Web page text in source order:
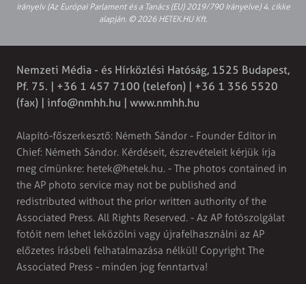
irányelv (Az Európai Parlament és a Tanács (EU) 2019/790 Irányelve) 4. cikke
alapján. © 2026 HETEK.HU Kft.
Nemzeti Média - és Hírközlési Hatóság, 1525 Budapest,
Pf. 75. | +36 1 457 7100 (telefon) | +36 1 356 5520
(fax) | info@nmhh.hu | www.nmhh.hu
Alapító-főszerkesztő: Németh Sándor - Founder Editor in
Chief: Németh Sándor. Kérdéseit, észrevételeit kérjük írja
meg címünkre: hetek@hetek.hu. - The photos contained in
the AP photo service may not be published and
redistributed without the prior written authority of the
Associated Press. All Rights Reserved. - Az AP fotószolgálat
fotóit nem lehet leközölni vagy újrafelhasználni az AP
előzetes írásbeli felhatalmazása nélkül! Copyright The
Associated Press - minden jog fenntartva!